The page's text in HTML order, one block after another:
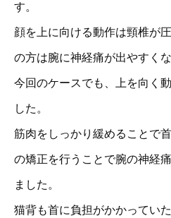
す。
顔を上に向ける動作は頸椎が
の方は腕に神経痛が出やすくな
今回のケースでも、上を向く
した。
筋肉をしっかり緩めることで
の矯正を行うことで腕の神経
ました。
猫背も首に負担がかかってい